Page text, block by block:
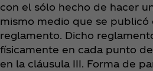
con el sólo hecho de hacer
mismo medio que se publicó
reglamento. Dicho
físicamente en cada punto
en la cláusula III. Forma de